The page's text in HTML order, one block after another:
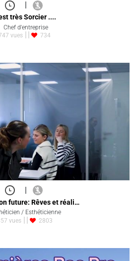
|
très Sorcier ....
Chef d'entreprise
vues
734
|
future: Rêves et réali…
/ Esthéticienne
vues
2803